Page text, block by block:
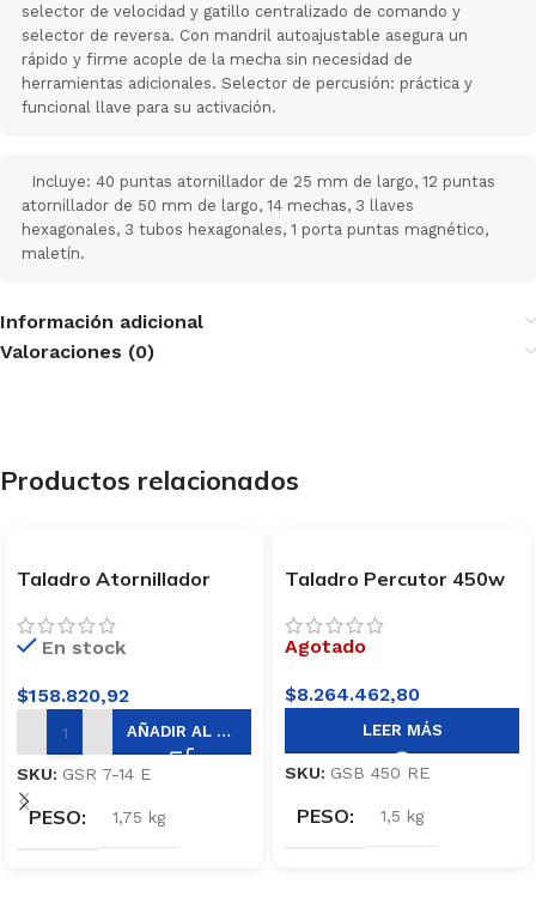
selector de velocidad y gatillo centralizado de comando y
selector de reversa. Con mandril autoajustable asegura un
rápido y firme acople de la mecha sin necesidad de
herramientas adicionales. Selector de percusión: práctica y
funcional llave para su activación.
Incluye: 40 puntas atornillador de 25 mm de largo, 12 puntas
atornillador de 50 mm de largo, 14 mechas, 3 llaves
hexagonales, 3 tubos hexagonales, 1 porta puntas magnético,
maletín.
Información adicional
Valoraciones (0)
Productos relacionados
Taladro Atornillador
GSR 7-14 E
En stock
$158.820,92
AÑADIR AL CARRITO
SKU: GSR 7-14 E
PESO 1,75 kg
Taladro Percutor 450w
Agotado
$8.264.462,80
LEER MÁS
SKU: GSB 450 RE
PESO 1,5 kg